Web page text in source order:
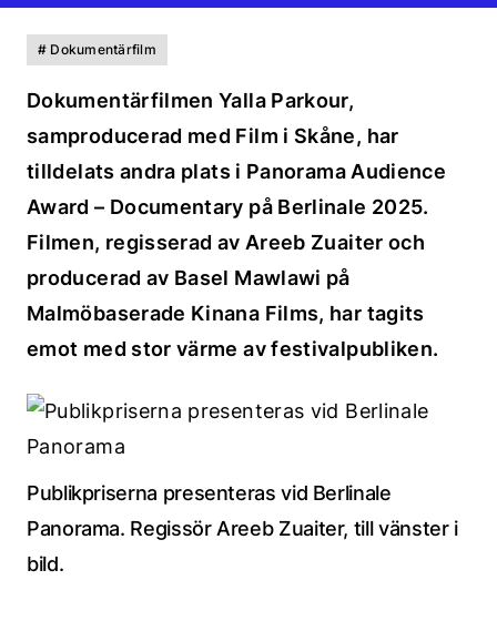
# Dokumentärfilm
Dokumentärfilmen Yalla Parkour,
samproducerad med Film i Skåne, har
tilldelats andra plats i Panorama Audience
Award – Documentary på Berlinale 2025.
Filmen, regisserad av Areeb Zuaiter och
producerad av Basel Mawlawi på
Malmöbaserade Kinana Films, har tagits
emot med stor värme av festivalpubliken.
Publikpriserna presenteras vid Berlinale
Panorama. Regissör Areeb Zuaiter, till vänster i
bild.